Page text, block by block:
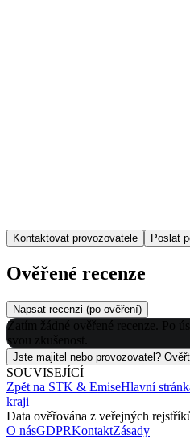
Kontaktovat provozovatele Poslat
Ověřené recenze
Napsat recenzi (po ověření)
Zatím žádné ověřené recenze. Po
svou zkušenost.
Jste majitel nebo provozovatel?
SOUVISEJÍCÍ
Zpět na STK & EmiseHlavní
kraji
Data ověřována z veřejných
O násGDPRKontaktZásady